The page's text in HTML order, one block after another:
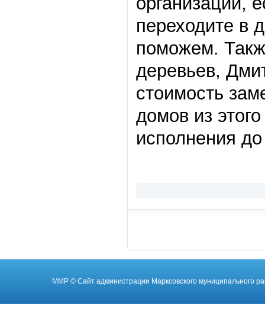
переходите в
поможем.
деревьев,
стоимость
домов из
исполнения
ММР © Cайт администрации Марксовского муниципального